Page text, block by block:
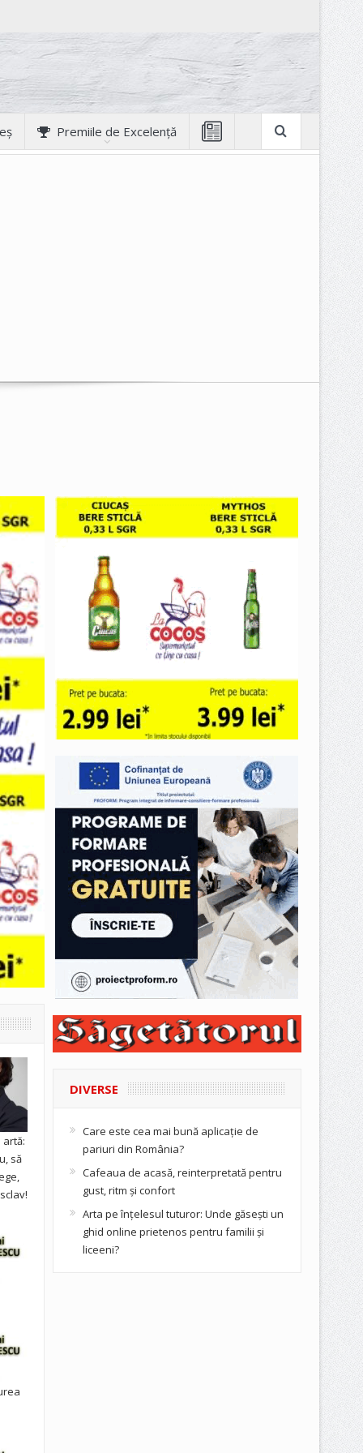
Premiile de Excelență
să
DIVERSE
Care este cea mai bună aplicație de
pariuri din România?
Cafeaua de acasă, reinterpretată pentru
gust, ritm și confort
Arta pe înțelesul tuturor: Unde găsești un
ghid online prietenos pentru familii și
liceeni?